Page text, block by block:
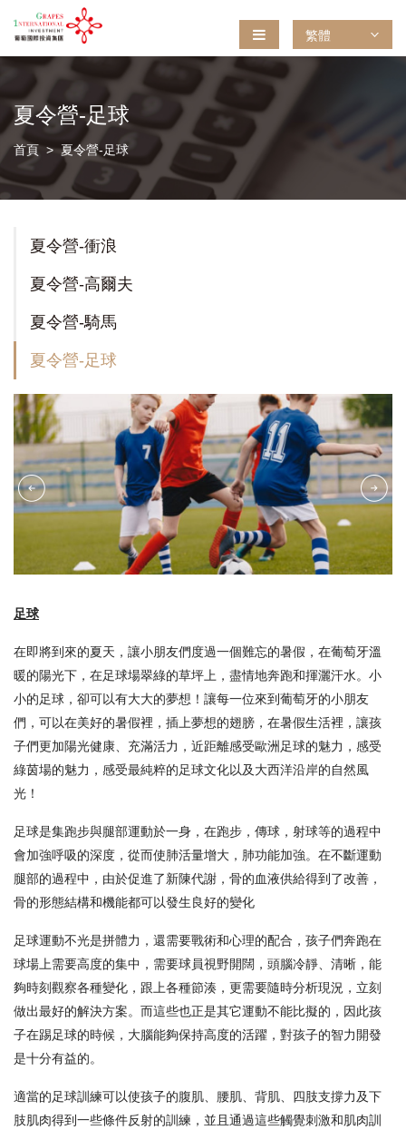
繁體
夏令營-足球
首頁 夏令營-足球
夏令營-衝浪
夏令營-高爾夫
夏令營-騎馬
夏令營-足球
足球
在即將到來的夏天，讓小朋友們度過一個難忘的暑假，在葡萄牙溫
暖的陽光下，在足球場翠綠的草坪上，盡情地奔跑和揮灑汗水。小
小的足球，卻可以有大大的夢想！讓每一位來到葡萄牙的小朋友
們，可以在美好的暑假裡，插上夢想的翅膀，在暑假生活裡，讓孩
子們更加陽光健康、充滿活力，近距離感受歐洲足球的魅力，感受
綠茵場的魅力，感受最純粹的足球文化以及大西洋沿岸的自然風
光！
足球是集跑步與腿部運動於一身，在跑步，傳球，射球等的過程中
會加強呼吸的深度，從而使肺活量增大，肺功能加強。在不斷運動
腿部的過程中，由於促進了新陳代謝，骨的血液供給得到了改善，
骨的形態結構和機能都可以發生良好的變化
足球運動不光是拼體力，還需要戰術和心理的配合，孩子們奔跑在
球場上需要高度的集中，需要球員視野開闊，頭腦冷靜、清晰，能
夠時刻觀察各種變化，跟上各種節湊，更需要隨時分析現況，立刻
做出最好的解決方案。而這些也正是其它運動不能比擬的，因此孩
子在踢足球的時候，大腦能夠保持高度的活躍，對孩子的智力開發
是十分有益的。
適當的足球訓練可以使孩子的腹肌、腰肌、背肌、四肢支撐力及下
肢肌肉得到一些條件反射的訓練，並且通過這些觸覺刺激和肌肉訓